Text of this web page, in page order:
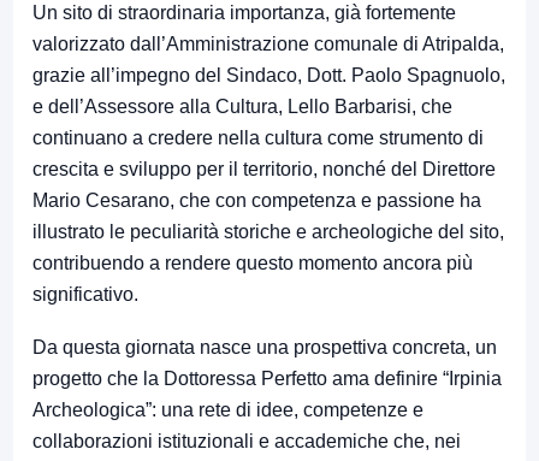
Un sito di straordinaria importanza, già fortemente
valorizzato dall’Amministrazione comunale di Atripalda,
grazie all’impegno del Sindaco, Dott. Paolo Spagnuolo,
e dell’Assessore alla Cultura, Lello Barbarisi, che
continuano a credere nella cultura come strumento di
crescita e sviluppo per il territorio, nonché del Direttore
Mario Cesarano, che con competenza e passione ha
illustrato le peculiarità storiche e archeologiche del sito,
contribuendo a rendere questo momento ancora più
significativo.
Da questa giornata nasce una prospettiva concreta, un
progetto che la Dottoressa Perfetto ama definire “Irpinia
Archeologica”: una rete di idee, competenze e
collaborazioni istituzionali e accademiche che, nei